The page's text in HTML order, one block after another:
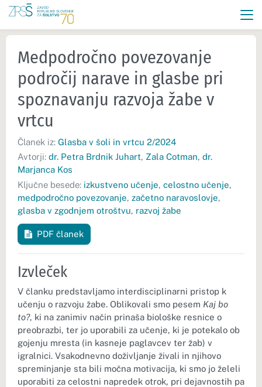
Medpodročno povezovanje
področij narave in glasbe pri
spoznavanju razvoja žabe v
vrtcu
Članek iz: Glasba v šoli in vrtcu 2/2024
Avtorji: dr. Petra Brdnik Juhart, Zala Cotman, dr.
Marjanca Kos
Ključne besede: izkustveno učenje, celostno učenje,
medpodročno povezovanje, začetno naravoslovje,
glasba v zgodnjem otroštvu, razvoj žabe
PDF članek
Izvleček
V članku predstavljamo interdisciplinarni pristop k
učenju o razvoju žabe. Oblikovali smo pesem Kaj bo
to?, ki na zanimiv način prinaša biološke resnice o
preobrazbi, ter jo uporabili za učenje, ki je potekalo ob
gojenju mresta (in kasneje paglavcev ter žab) v
igralnici. Vsakodnevno doživljanje živali in njihovo
spreminjanje sta bili močna motivacija, ki smo jo želeli
uporabiti za celostni napredek otrok, pri dejavnostih pa